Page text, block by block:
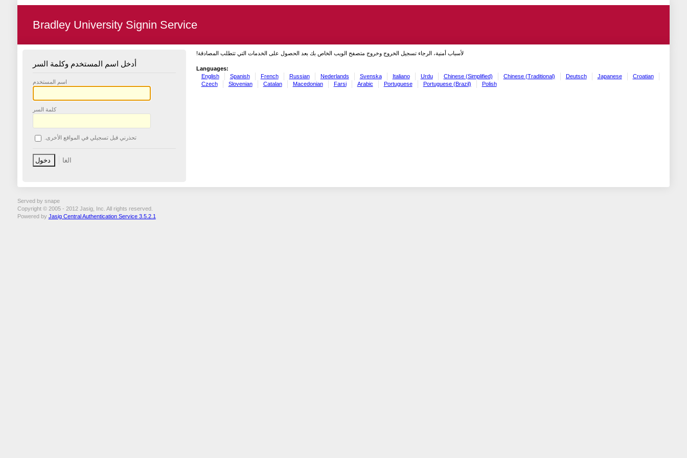
Bradley University Signin Service
أدخل اسم المستخدم وكلمة السر
اسم المستخدم
كلمة السر
تحذرني قبل تسجيلي في المواقع الأخرى.
لأسباب أمنية، الرجاء تسجيل الخروج وخروج متصفح الويب الخاص بك بعد الحصول على الخدمات التي تتطلب المصادقة!
Languages:
English
Spanish French Russian Nederlands Svenska Italiano Urdu Chinese (Simplified) Chinese (Traditional) Deutsch Japanese
Croatian
Czech
Slovenian Catalan Macedonian Farsi Arabic Portuguese Portuguese (Brazil) Polish
Served by snape
Copyright © 2005 - 2012 Jasig, Inc. All rights reserved.
Powered by Jasig Central Authentication Service 3.5.2.1